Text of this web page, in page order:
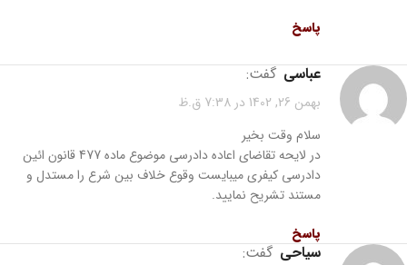
پاسخ
عباسی گفت:
بهمن 26, 1402 در 7:38 ق.ظ
سلام وقت بخیر
در لایحه تقاضای اعاده دادرسی موضوع ماده 477 قانون ائین
دادرسی کیفری میبایست وقوع خلاف بین شرع را مستدل و
مستند تشریح نمایید.
پاسخ
سیاحی گفت: